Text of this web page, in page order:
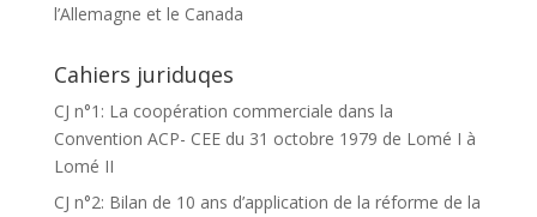
l’Allemagne et le Canada
Cahiers juriduqes
CJ n°1: La coopération commerciale dans la
Convention ACP- CEE du 31 octobre 1979 de Lomé I à
Lomé II
CJ n°2: Bilan de 10 ans d’application de la réforme de la